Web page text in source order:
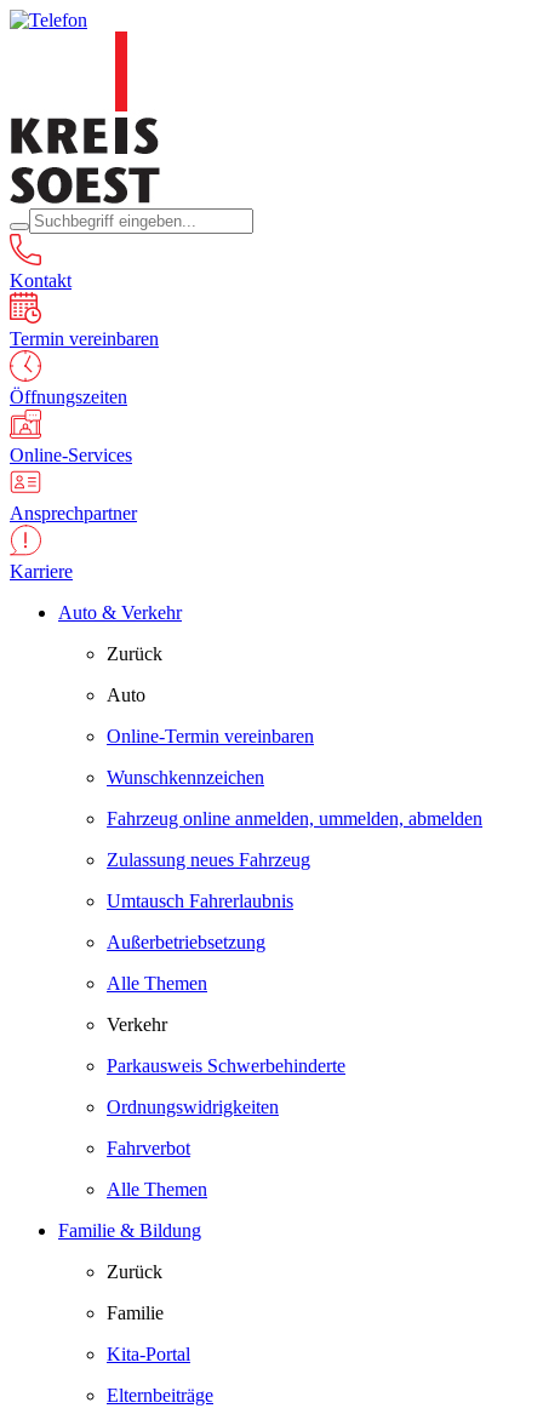
Kontakt
Termin vereinbaren
Öffnungszeiten
Online-Services
Ansprechpartner
Karriere
Auto & Verkehr
Zurück
Auto
Online-Termin vereinbaren
Wunschkennzeichen
Fahrzeug online anmelden, ummelden, abmelden
Zulassung neues Fahrzeug
Umtausch Fahrerlaubnis
Außerbetriebsetzung
Alle Themen
Verkehr
Parkausweis Schwerbehinderte
Ordnungswidrigkeiten
Fahrverbot
Alle Themen
Familie & Bildung
Zurück
Familie
Kita-Portal
Elternbeiträge